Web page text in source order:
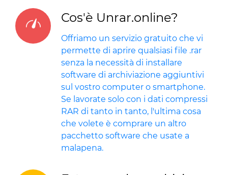
Cos'è Unrar.online?
Offriamo un servizio gratuito che vi
permette di aprire qualsiasi file .rar
senza la necessità di installare
software di archiviazione aggiuntivi
sul vostro computer o smartphone.
Se lavorate solo con i dati compressi
RAR di tanto in tanto, l'ultima cosa
che volete è comprare un altro
pacchetto software che usate a
malapena.